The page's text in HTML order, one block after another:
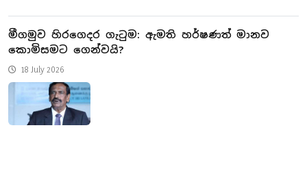
මීගමුව හිරගෙදර ගැටුම: ඇමති හර්ෂණත් මානව
කොමිසමට ගෙන්වයි?
18 July 2026